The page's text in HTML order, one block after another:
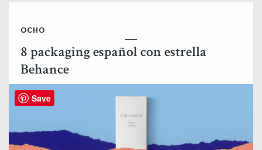
OCHO
8 packaging español con estrella
Behance
Save